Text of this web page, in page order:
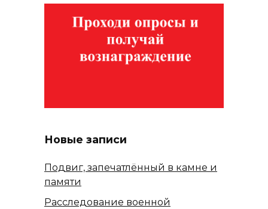
Новые записи
Подвиг, запечатлённый в камне и
памяти
Расследование военной